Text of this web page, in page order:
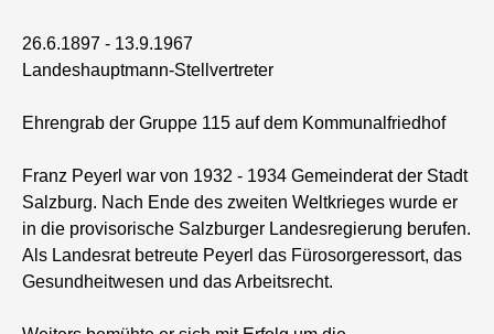
26.6.1897 - 13.9.1967
Landeshauptmann-Stellvertreter
Ehrengrab der Gruppe 115 auf dem Kommunalfriedhof
Franz Peyerl war von 1932 - 1934 Gemeinderat der Stadt
Salzburg. Nach Ende des zweiten Weltkrieges wurde er
in die provisorische Salzburger Landesregierung berufen.
Als Landesrat betreute Peyerl das Fürosorgeressort, das
Gesundheitwesen und das Arbeitsrecht.